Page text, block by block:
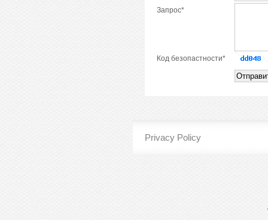
Запрос*
Код безопастности*
Privacy Policy